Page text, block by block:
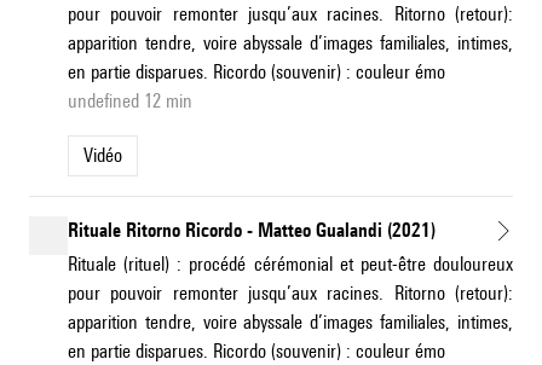
pour pouvoir remonter jusqu’aux racines. Ritorno (retour):
apparition tendre, voire abyssale d’images familiales, intimes,
en partie disparues. Ricordo (souvenir) : couleur émo
undefined 12 min
Vidéo
Rituale Ritorno Ricordo - Matteo Gualandi (2021)
Rituale (rituel) : procédé cérémonial et peut-être douloureux
pour pouvoir remonter jusqu’aux racines. Ritorno (retour):
apparition tendre, voire abyssale d’images familiales, intimes,
en partie disparues. Ricordo (souvenir) : couleur émo